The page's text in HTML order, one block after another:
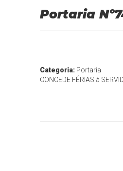
Portaria
Categoria: Portaria
CONCEDE FÉRIAS à